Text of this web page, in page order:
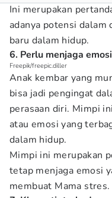
Ini merupakan
adanya potensi dalam
baru dalam hidup.
6. Perlu menjaga emosi
Freepik/freepic.diller
Anak kembar yang
bisa jadi pengingat
perasaan diri. Mimpi
atau emosi yang
dalam hidup.
Mimpi ini merupakan
tetap menjaga emosi
membuat Mama stres.